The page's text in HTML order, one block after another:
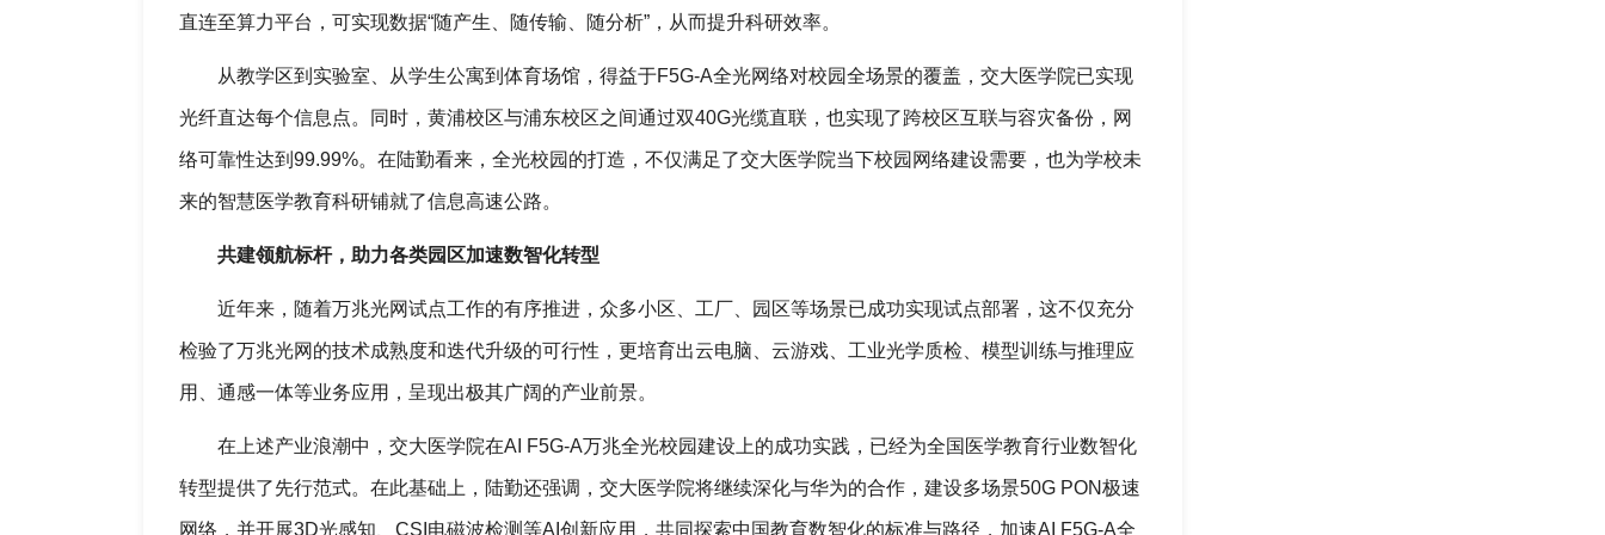
直连至算力平台，可实现数据“随产生、随传输、随分析”，从而提升科研效率。
从教学区到实验室、从学生公寓到体育场馆，得益于F5G-A全光网络对校园全场景的覆盖，交大医学院已实现
光纤直达每个信息点。同时，黄浦校区与浦东校区之间通过双40G光缆直联，也实现了跨校区互联与容灾备份，网
络可靠性达到99.99%。在陆勤看来，全光校园的打造，不仅满足了交大医学院当下校园网络建设需要，也为学校未
来的智慧医学教育科研铺就了信息高速公路。
共建领航标杆，助力各类园区加速数智化转型
近年来，随着万兆光网试点工作的有序推进，众多小区、工厂、园区等场景已成功实现试点部署，这不仅充分
检验了万兆光网的技术成熟度和迭代升级的可行性，更培育出云电脑、云游戏、工业光学质检、模型训练与推理应
用、通感一体等业务应用，呈现出极其广阔的产业前景。
在上述产业浪潮中，交大医学院在AI F5G-A万兆全光校园建设上的成功实践，已经为全国医学教育行业数智化
转型提供了先行范式。在此基础上，陆勤还强调，交大医学院将继续深化与华为的合作，建设多场景50G PON极速
网络，并开展3D光感知、CSI电磁波检测等AI创新应用，共同探索中国教育数智化的标准与路径，加速AI F5G-A全